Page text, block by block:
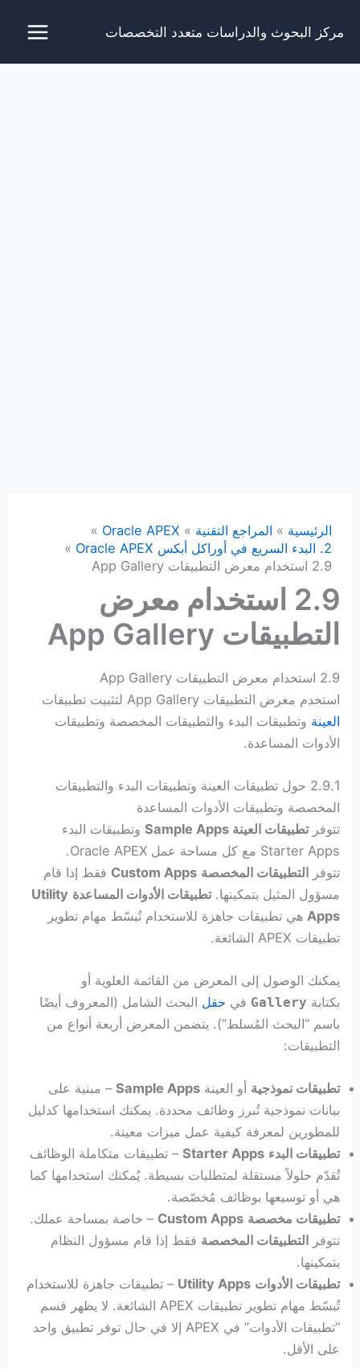
مركز البحوث والدراسات متعدد التخصصات
الرئيسية المراجع التقنية
Oracle APEX
2. البدء السريع في أوراكل أبكس Oracle APEX
2.9 استخدام معرض التطبيقات App Gallery
2.9 استخدام معرض
التطبيقات App Gallery
2.9 استخدام معرض التطبيقات App Gallery
استخدم معرض التطبيقات App Gallery لتثبيت تطبيقات
العينة وتطبيقات البدء والتطبيقات المخصصة وتطبيقات
الأدوات المساعدة.
2.9.1 حول تطبيقات العينة وتطبيقات البدء والتطبيقات
المخصصة وتطبيقات الأدوات المساعدة
تتوفرتطبيقات العينة Sample Apps
وتطبيقات البدء
Starter Apps مع كل مساحة عمل
Oracle APEX.
تتوفرالتطبيقات المخصصة Custom Apps
فقط إذا قام
مسؤول المثيل بتمكينها.تطبيقات الأدوات المساعدة Utility
Apps هي تطبيقات جاهزة للاستخدام تُبسّط مهام تطوير
تطبيقات APEX الشائعة.
يمكنك الوصول إلى المعرض من القائمة العلوية أو
بكتابة Gallery في حقل البحث الشامل (المعروف أيضًا
باسم “البحث المُسلط”). يتضمن المعرض أربعة أنواع من
التطبيقات:
تطبيقات نموذجية أو العينةSample Apps – مبنية على
بيانات نموذجية تُبرز وظائف محددة. يمكنك استخدامها كدليل
للمطورين لمعرفة كيفية عمل ميزات معينة.
تطبيقات البدء Starter Apps – تطبيقات متكاملة الوظائف
تُقدّم حلولاً مستقلة لمتطلبات بسيطة. يُمكنك استخدامها كما
هي أو توسيعها بوظائف مُخصّصة.
تطبيقات مخصصة Custom Apps – خاصة بمساحة عملك.
تتوفر
التطبيقات المخصصة فقط إذا قام مسؤول النظام
بتمكينها.
تطبيقات الأدوات Utility Apps – تطبيقات جاهزة للاستخدام
تُبسّط مهام تطوير تطبيقات APEX الشائعة. لا يظهر قسم
“تطبيقات الأدوات” في APEX إلا ​​في حال توفر تطبيق واحد
على الأقل.